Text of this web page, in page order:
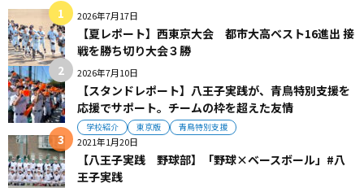
2026年7月17日
【夏レポート】西東京大会 都市大高ベスト16進出 接
戦を勝ち切り大会３勝
2026年7月10日
【スタンドレポート】八王子実践が、青鳥特別支援を
応援でサポート。チームの枠を超えた友情
学校紹介 東京版 青鳥特別支援
2021年1月20日
【八王子実践 野球部】「野球×ベースボール」#八
王子実践